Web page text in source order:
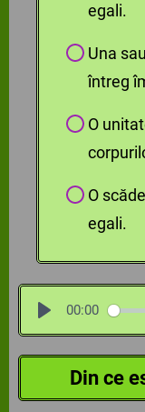
egali.
Una
întreg
O
O
egali.
00:00
Din ce